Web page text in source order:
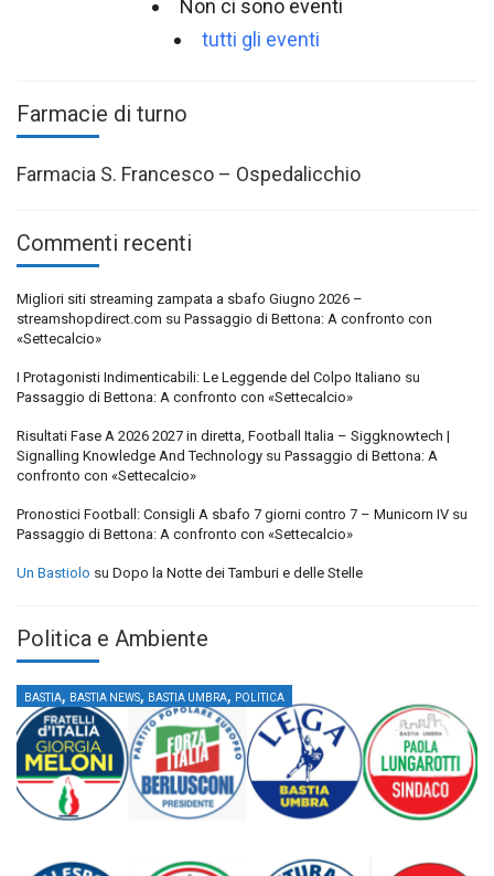
Non ci sono eventi
tutti gli eventi
Farmacie di turno
Farmacia S. Francesco – Ospedalicchio
Commenti recenti
Migliori siti streaming zampata a sbafo Giugno 2026 –
streamshopdirect.com su Passaggio di Bettona: A confronto con
«Settecalcio»
I Protagonisti Indimenticabili: Le Leggende del Colpo Italiano su
Passaggio di Bettona: A confronto con «Settecalcio»
Risultati Fase A 2026 2027 in diretta, Football Italia – Siggknowtech |
Signalling Knowledge And Technology su Passaggio di Bettona: A
confronto con «Settecalcio»
Pronostici Football: Consigli A sbafo 7 giorni contro 7 – Municorn IV su
Passaggio di Bettona: A confronto con «Settecalcio»
Un Bastiolo su Dopo la Notte dei Tamburi e delle Stelle
Politica e Ambiente
BASTIA, BASTIA NEWS, BASTIA UMBRA, POLITICA